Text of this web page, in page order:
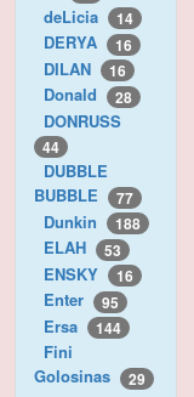
deLicia 14
DERYA 16
DILAN 16
Donald 28
DONRUSS
44
DUBBLE
BUBBLE
77
Dunkin 188
ELAH 53
ENSKY 16
Enter 95
Ersa 144
Fini
Golosinas
29